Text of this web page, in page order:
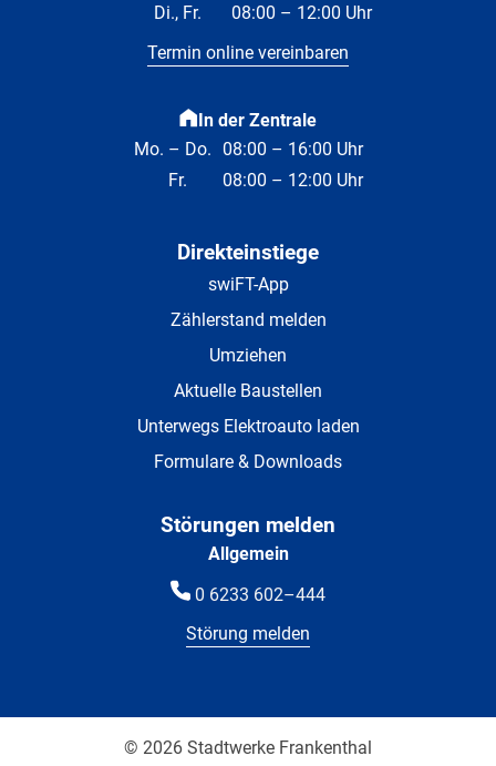
Di., Fr.
08:00 – 12:00 Uhr
Termin online vereinbaren
In der Zentrale
Mo. – Do. 08:00 – 16:00 Uhr
Fr.
08:00 – 12:00 Uhr
Direkteinstiege
swiFT-App
Zählerstand melden
Umziehen
Aktuelle Baustellen
Unterwegs Elektroauto laden
Formulare & Downloads
Störungen melden
Allgemein
0 6233 602–444
Störung melden
© 2026 Stadtwerke Frankenthal